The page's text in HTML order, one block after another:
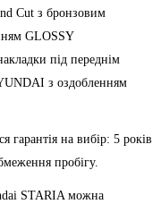
Cut з бронзовим
GLOSSY
під переднім
з оздобленням
на вибір: 5 років
пробігу.
STARIA можна